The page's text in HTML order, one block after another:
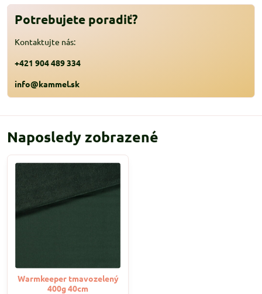
Potrebujete poradiť?
Kontaktujte nás:
+421 904 489 334
info@kammel.sk
Naposledy zobrazené
Warmkeeper tmavozelený
400g 40cm